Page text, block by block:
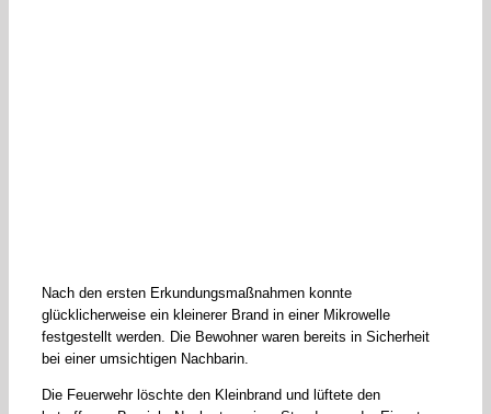
Nach den ersten Erkundungsmaßnahmen konnte
glücklicherweise ein kleinerer Brand in einer Mikrowelle
festgestellt werden. Die Bewohner waren bereits in Sicherheit
bei einer umsichtigen Nachbarin.
Die Feuerwehr löschte den Kleinbrand und lüftete den